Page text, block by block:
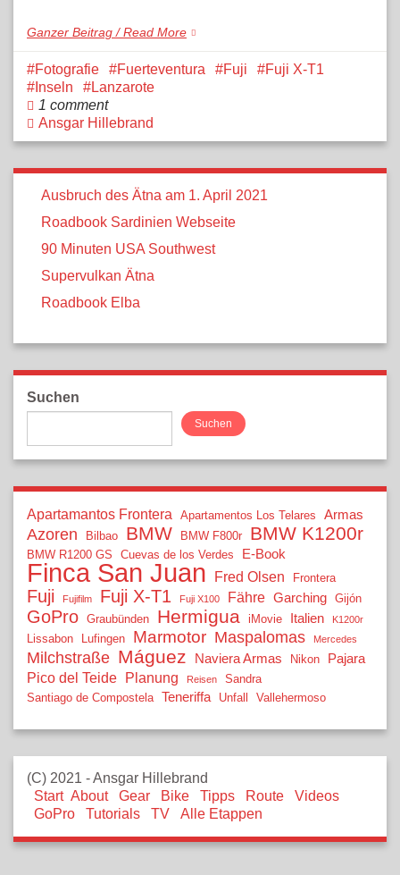
Ganzer Beitrag / Read More
Fotografie Fuerteventura Fuji
Fuji X-T1
Inseln
Lanzarote
1 comment
Ansgar Hillebrand
Ausbruch des Ätna am 1. April 2021
Roadbook Sardinien Webseite
90 Minuten USA Southwest
Supervulkan Ätna
Roadbook Elba
Suchen
Suchen
Apartamantos Frontera Apartamentos Los Telares Armas
Azoren Bilbao BMW BMW F800r BMW K1200r
BMW R1200 GS Cuevas de los Verdes E-Book
Finca San Juan Fred Olsen Frontera
Fuji Fujifilm Fuji X-T1 Fuji X100 Fähre Garching Gijón
GoPro Graubünden Hermigua iMovie Italien K1200r
Lissabon Lufingen Marmotor Maspalomas Mercedes
Milchstraße Máguez Naviera Armas Nikon Pajara
Pico del Teide Planung Reisen
Sandra
Santiago de Compostela Teneriffa Unfall Vallehermoso
(C) 2021 - Ansgar Hillebrand
Start About Gear Bike Tipps Route
Videos
GoPro
Tutorials TV Alle Etappen